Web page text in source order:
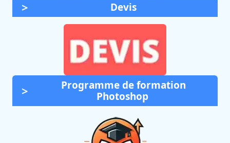
Devis
Programme de formation
Photoshop